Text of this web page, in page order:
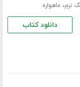
نرم، ماهواره
دانلود کتاب